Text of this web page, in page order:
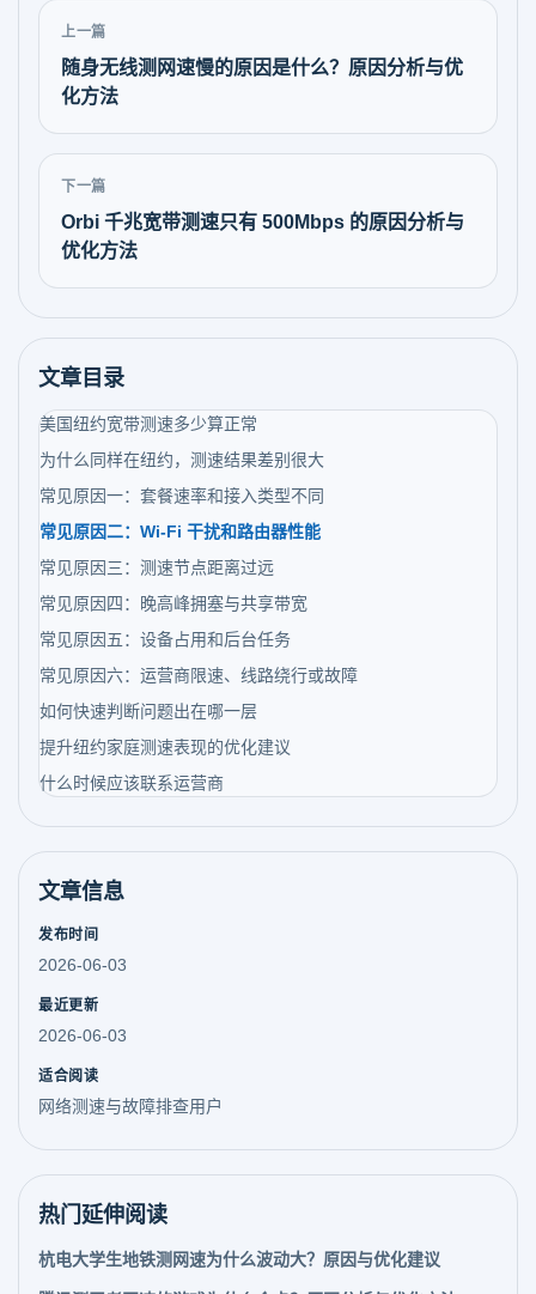
上一篇
随身无线测网速慢的原因是什么？原因分析与优
化方法
下一篇
Orbi 千兆宽带测速只有 500Mbps 的原因分析与
优化方法
文章目录
美国纽约宽带测速多少算正常
为什么同样在纽约，测速结果差别很大
常见原因一：套餐速率和接入类型不同
常见原因二：Wi-Fi 干扰和路由器性能
常见原因三：测速节点距离过远
常见原因四：晚高峰拥塞与共享带宽
常见原因五：设备占用和后台任务
常见原因六：运营商限速、线路绕行或故障
如何快速判断问题出在哪一层
提升纽约家庭测速表现的优化建议
什么时候应该联系运营商
文章信息
发布时间
2026-06-03
最近更新
2026-06-03
适合阅读
网络测速与故障排查用户
热门延伸阅读
杭电大学生地铁测网速为什么波动大？原因与优化建议